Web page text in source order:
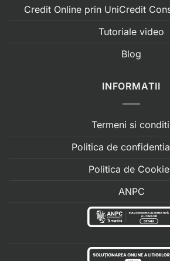
Credit Online prin UniCredit
Tutoriale video
Blog
INFORMATII
Termeni si
Politica de
Politica de
ANPC